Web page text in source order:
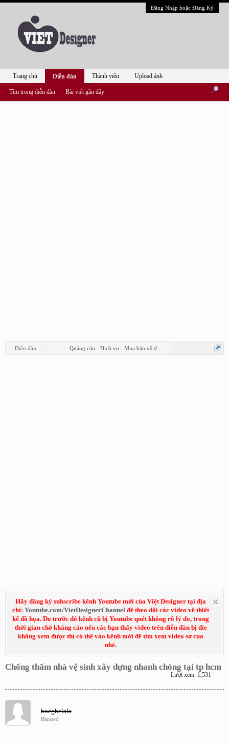
Đăng Nhập hoặc Đăng Ký
Diễn đàn Quảng cáo - Dịch vụ - Mua bán về design
Hãy đăng ký subscribe kênh Youtube mới của Việt Designer tại địa
chỉ: Youtube.com/VietDesignerChannel để theo dõi các video về thiết
kế đồ họa. Do trước đó kênh cũ bị Youtube quét không rõ lý do, trong
thời gian chờ kháng cáo nếu các bạn thấy video trên diễn đàn bị die
không xem được thì có thể vào kênh mới để tìm xem video sơ cua
nhé.
Chống thấm nhà vệ sinh xây dựng nhanh chóng tại tp hcm
Lượt xem: 1,531
bocghelala
Banned
Trang chủ Diễn đàn
Tìm trong diễn đàn Bài viết gần đây
Thành viên Upload ảnh